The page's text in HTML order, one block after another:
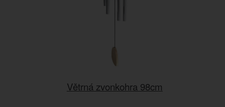
Větrná zvonkohra 98cm